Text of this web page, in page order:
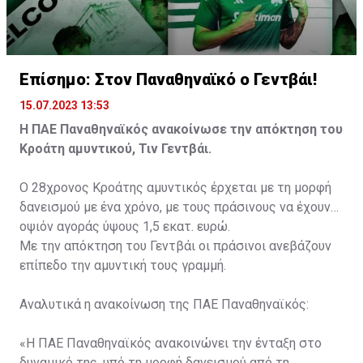
Επίσημο: Στον Παναθηναϊκό ο Γεντβάι!
15.07.2023 13:53
Η ΠΑΕ Παναθηναϊκός ανακοίνωσε την απόκτηση του
Κροάτη αμυντικού, Τιν Γεντβάι.
Ο 28χρονος Κροάτης αμυντικός έρχεται με τη μορφή
δανεισμού με ένα χρόνο, με τους πράσινους να έχουν
οψιόν αγοράς ύψους 1,5 εκατ. ευρώ.
Με την απόκτηση του Γεντβάι οι πράσινοι ανεβάζουν
επίπεδο την αμυντική τους γραμμή.
Αναλυτικά η ανακοίνωση της ΠΑΕ Παναθηναϊκός:
«Η ΠΑΕ Παναθηναϊκός ανακοινώνει την ένταξη στο